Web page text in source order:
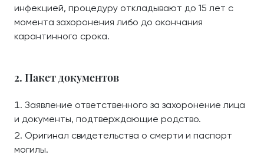
инфекцией, процедуру откладывают до 15 лет с
момента захоронения либо до окончания
карантинного срока.
2. Пакет документов
Заявление ответственного за захоронение лица
и документы, подтверждающие родство.
Оригинал свидетельства о смерти и паспорт
могилы.